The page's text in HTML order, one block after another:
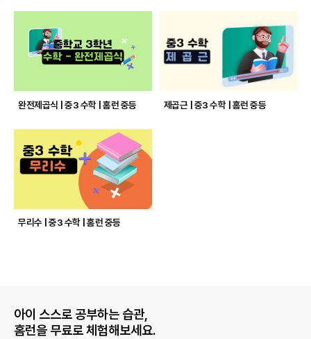
완전제곱식 | 중3 수학 | 홈런 중등 제곱근 | 중3 수학 | 홈런 중등
무리수 | 중3 수학 | 홈런 중등
아이 스스로 공부하는 습관,
홈런을 무료로 체험해보세요.